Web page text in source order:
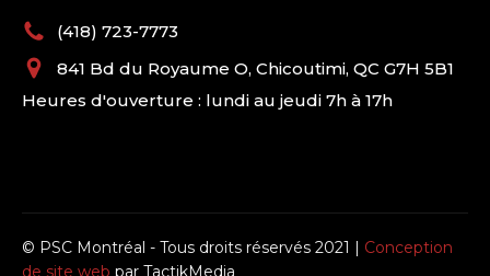
(418) 723-7773
841 Bd du Royaume O, Chicoutimi, QC G7H 5B1
Heures d'ouverture : lundi au jeudi 7h à 17h
© PSC Montréal - Tous droits réservés 2021 | Conception
de site web par TactikMedia